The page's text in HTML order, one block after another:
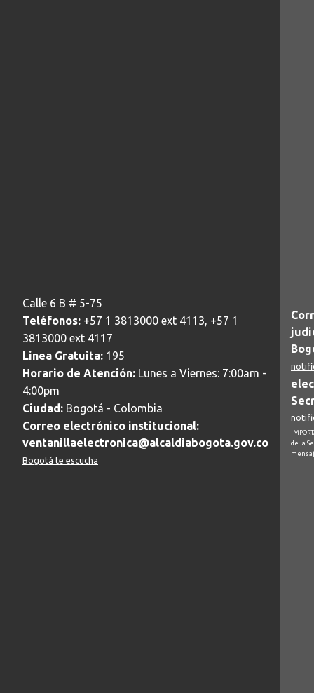
Calle 6 B # 5-75
Teléfonos: +57 1 3813000 ext 4113, +57 1
3813000 ext 4117
Linea Gratuita: 195
Horario de Atención: Lunes a Viernes: 7:00am -
4:00pm
Ciudad: Bogotá - Colombia
Correo electrónico institucional:
ventanillaelectronica@alcaldiabogota.gov.co
Bogotá te escucha
de la